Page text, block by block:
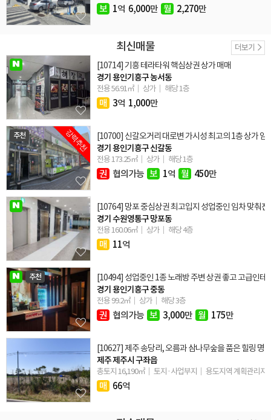
보 1억 6,000만 월 2,270만
최신매물 더보기
[10714] 기흥 테라타워 핵심상권 상가 매매
경기 용인기흥구 농서동
전용 56.91㎡ 상가 해당 1층
매 3억 1,000만
강력추천
추천
[10700] 신갈오거리 대로변 가시성 최고의 1층 상가 임
경기 용인기흥구 신갈동
전용 173.25㎡ 상가 해당 1층
권 협의가능 보 1억 월 450만
[10764] 망포 중심상권 최고입지 성업중인 임차 맞춰진
경기 수원영통구 망포동
전용 160.06㎡ 상가 해당 4층
매 11억
추천
[10494] 성업중인 1종 노래방 주변 상권 좋고 고급인테
경기 용인기흥구 중동
전용 99.2㎡ 상가 해당 3층
권 협의가능 보 3,000만 월 175만
[10627] 제주 송당리, 오름과 삼나무숲을 품은 힐링 명
제주 제주시 구좌읍
총토지 16,190㎡ 토지·사업부지 용도지역 계획관리지
매 66억